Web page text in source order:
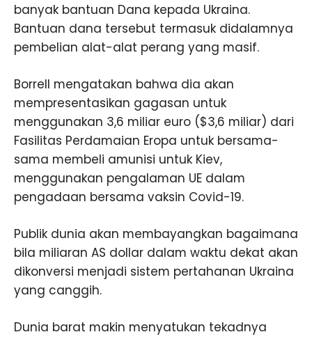
banyak bantuan Dana kepada Ukraina.
Bantuan dana tersebut termasuk didalamnya
pembelian alat-alat perang yang masif.
Borrell mengatakan bahwa dia akan
mempresentasikan gagasan untuk
menggunakan 3,6 miliar euro ($3,6 miliar) dari
Fasilitas Perdamaian Eropa untuk bersama-
sama membeli amunisi untuk Kiev,
menggunakan pengalaman UE dalam
pengadaan bersama vaksin Covid-19.
Publik dunia akan membayangkan bagaimana
bila miliaran AS dollar dalam waktu dekat akan
dikonversi menjadi sistem pertahanan Ukraina
yang canggih.
Dunia barat makin menyatukan tekadnya